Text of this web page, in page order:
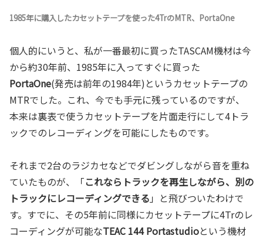
1985年に購入したカセットテープを使った4TrのMTR、PortaOne
個人的にいうと、私が一番最初に買ったTASCAM機材は今
から約30年前、1985年に入ってすぐに買った
PortaOne(発売は前年の1984年)というカセットテープの
MTRでした。これ、今でも手元に残っているのですが、
本来は裏表で使うカセットテープを片面走行にして4トラ
ックでのレコーディングを可能にしたものです。
それまで2台のラジカセなどでダビングしながら音を重ね
ていたものが、「これならトラックを再生しながら、別の
トラックにレコーディングできる 」と飛びついたわけで
す。すでに、その5年前に同様にカセットテープに4Trのレ
コーディングが可能なTEAC 144 Portastudioという機材